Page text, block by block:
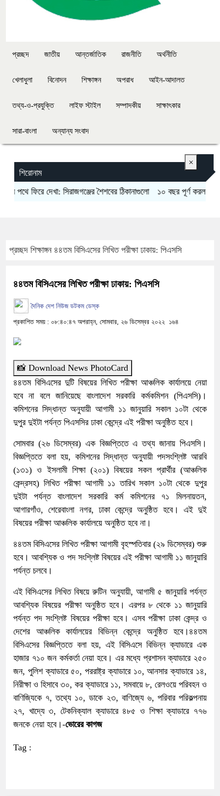
প্রচ্ছদ জাতীয় আন্তর্জাতিক রাজনীতি অর্থনীতি
খেলাধুলা বিনোদন শিক্ষাঙ্গন অপরাধ আইন-আদালত
তথ্য-ও-প্রযুক্তি লাইফ স্টাইল সম্পাদকীয় সাক্ষাৎকার
সারা-বাংলা অন্যান্য সংবাদ
শিরোনাম
দেখা: সিরাজগঞ্জের শৈশবের ঠিকানাগুলো
১০ বছর পূর্ণ করল ব্ল্যাকপিঙ্ক
×
প্রচ্ছদ শিক্ষাঙ্গন ৪৪তম বিসিএসের লিখিত পরীক্ষা ঢাকায়: পিএসসি
৪৪তম বিসিএসের লিখিত পরীক্ষা ঢাকায়: পিএসসি
দৈনিক দেশ নিউজ ডটকম ডেস্ক
প্রকাশিত সময় : ০৮:৪০:৪৭ অপরাহ্ন, সোমবার, ২৬ ডিসেম্বর ২০২২ ১৬৪
📸 Download News PhotoCard
৪৪তম বিসিএসের দুটি বিষয়ের লিখিত পরীক্ষা আঞ্চলিক কার্যালয়ে নেয়া
হবে না বলে জানিয়েছে বাংলাদেশ সরকারি কর্মকমিশন (পিএসসি)।
কমিশনের সিদ্ধান্ত অনুযায়ী আগামী ১১ জানুয়ারি সকাল ১০টা থেকে
দুপুর দুইটা পর্যন্ত পিএসসির ঢাকা কেন্দ্রে এই পরীক্ষা অনুষ্ঠিত হবে।
সোমবার (২৬ ডিসেম্বর) এক বিজ্ঞপ্তিতে এ তথ্য জানায় পিএসসি।
বিজ্ঞপ্তিতে বলা হয়, কমিশনের সিদ্ধান্ত অনুযায়ী পদসংশ্লিষ্ট আরবি
(১৩১) ও ইসলামী শিক্ষা (২০১) বিষয়ের সকল প্রার্থীর (আঞ্চলিক
কেন্দ্রসহ) লিখিত পরীক্ষা আগামী ১১ তারিখ সকাল ১০টা থেকে দুপুর
দুইটা পর্যন্ত বাংলাদেশ সরকারি কর্ম কমিশনের ৭১ মিলনায়তন,
আগারগাঁও, শেরেবাংলা নগর, ঢাকা কেন্দ্রে অনুষ্ঠিত হবে। এই দুই
বিষয়ের পরীক্ষা আঞ্চলিক কার্যালয়ে অনুষ্ঠিত হবে না।
৪৪তম বিসিএসের লিখিত পরীক্ষা আগামী বৃহস্পতিবার (২৯ ডিসেম্বর) শুরু
হবে। আবশ্যিক ও পদ সংশ্লিষ্ট বিষয়ের এই পরীক্ষা আগামী ১১ জানুয়ারি
পর্যন্ত চলবে।
এই বিসিএসের লিখিত বিষয়ে রুটিন অনুযায়ী, আগামী ৫ জানুয়ারি পর্যন্ত
আবশ্যিক বিষয়ের পরীক্ষা অনুষ্ঠিত হবে। এরপর ৮ থেকে ১১ জানুয়ারি
পর্যন্ত পদ সংশ্লিষ্ট বিষয়ের পরীক্ষা হবে। এসব পরীক্ষা ঢাকা কেন্দ্র ও
দেশের আঞ্চলিক কার্যালয়ের বিভিন্ন কেন্দ্রে অনুষ্ঠিত হবে।৪৪তম
বিসিএসের বিজ্ঞপ্তিতে বলা হয়, এই বিসিএসে বিভিন্ন ক্যাডারে এক
হাজার ৭১০ জন কর্মকর্তা নেয়া হবে। এর মধ্যে প্রশাসন ক্যাডারে ২৫০
জন, পুলিশ ক্যাডারে ৫০, পররাষ্ট্র ক্যাডারে ১০, আনসার ক্যাডারে ১৪,
নিরীক্ষা ও হিসাবে ৩০, কর ক্যাডারে ১১, সমবায়ে ৮, রেলওয়ে পরিবহন ও
বাণিজ্যিকে ৭, তথ্যে ১০, ডাকে ২৩, বাণিজ্যে ৬, পরিবার পরিকল্পনায়
২৭, খাদ্যে ৩, টেকনিক্যাল ক্যাডারে ৪৮৫ ও শিক্ষা ক্যাডারে ৭৭৬
জনকে নেয়া হবে।-ভোরের কাগজ
Tag :